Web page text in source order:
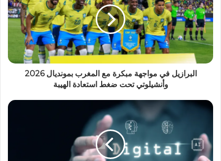
البرازيل في مواجهة مبكرة مع المغرب بمونديال 2026
وأنشيلوتي تحت ضغط استعادة الهيبة